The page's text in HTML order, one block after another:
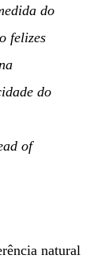
do
felizes
do
of
natural